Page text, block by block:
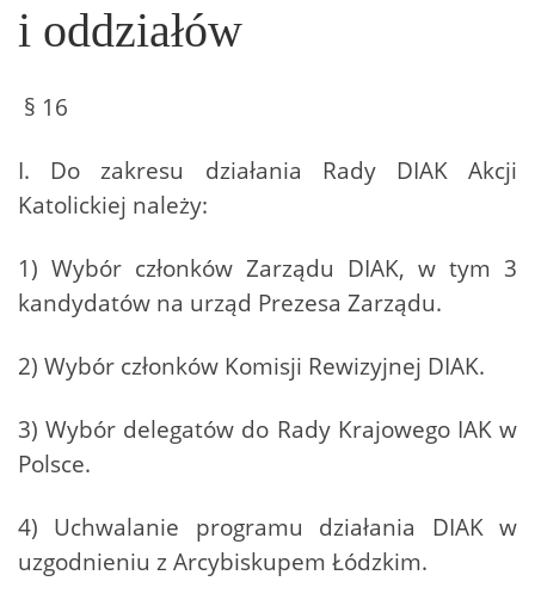
i oddziałów
§ 16
I. Do zakresu działania Rady DIAK Akcji
Katolickiej należy:
1) Wybór członków Zarządu DIAK, w tym 3
kandydatów na urząd Prezesa Zarządu.
2) Wybór członków Komisji Rewizyjnej DIAK.
3) Wybór delegatów do Rady Krajowego IAK w
Polsce.
4) Uchwalanie programu działania DIAK w
uzgodnieniu z Arcybiskupem Łódzkim.